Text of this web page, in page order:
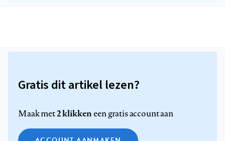
Gratis dit artikel lezen?
Maak met2 klikkeneen gratis account aan